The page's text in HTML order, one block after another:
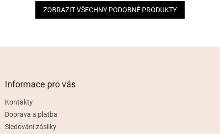
ZOBRAZIT VŠECHNY PODOBNÉ PRODUKTY
Informace pro vás
Kontakty
Doprava a platba
Sledování zásilky